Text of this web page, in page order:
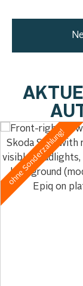
ohne Sonderzahlung!